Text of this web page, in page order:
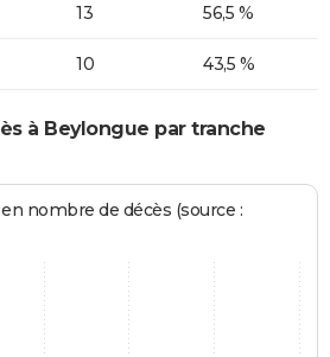
13 56,5 %
10 43,5 %
à Beylongue par tranche
nombre de décès (source :